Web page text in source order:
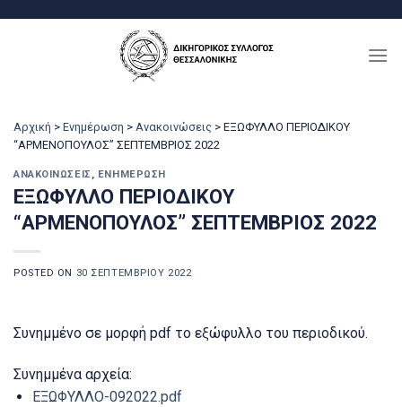
Αρχική > Ενημέρωση > Ανακοινώσεις > ΕΞΩΦΥΛΛΟ ΠΕΡΙΟΔΙΚΟΥ
“ΑΡΜΕΝΟΠΟΥΛΟΣ” ΣΕΠΤΕΜΒΡΙΟΣ 2022
ΑΝΑΚΟΙΝΏΣΕΙΣ , ΕΝΗΜΈΡΩΣΗ
ΕΞΩΦΥΛΛΟ ΠΕΡΙΟΔΙΚΟΥ
“ΑΡΜΕΝΟΠΟΥΛΟΣ” ΣΕΠΤΕΜΒΡΙΟΣ 2022
POSTED ON 30 ΣΕΠΤΕΜΒΡΊΟΥ 2022
Συνημμένο σε μορφή pdf το εξώφυλλο του περιοδικού.
Συνημμένα αρχεία:
ΕΞΩΦΥΛΛΟ-092022.pdf